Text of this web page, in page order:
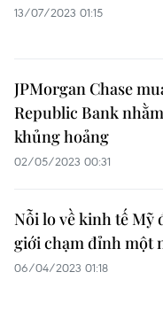
13/07/2023 01:15
JPMorgan Chase
Republic Bank
khủng hoảng
02/05/2023 00:31
Nỗi lo về kinh tế Mỹ
giới chạm đỉnh một
06/04/2023 01:18